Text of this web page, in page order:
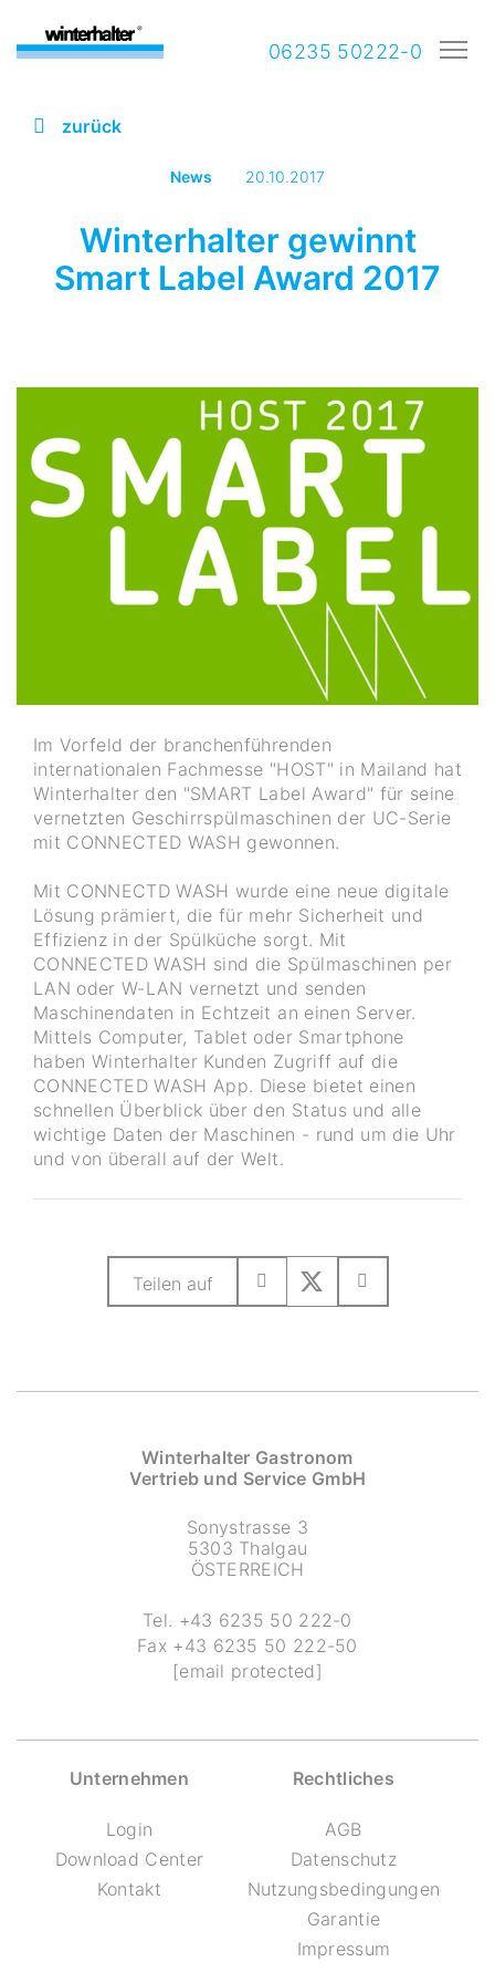
06235 50222-0
zurück
News 20.10.2017
Winterhalter gewinnt
Smart Label Award 2017
Im Vorfeld der branchenführenden
internationalen Fachmesse "HOST" in Mailand hat
Winterhalter den "SMART Label Award" für seine
vernetzten Geschirrspülmaschinen der UC-Serie
mit CONNECTED WASH gewonnen.
Mit CONNECTD WASH wurde eine neue digitale
Lösung prämiert, die für mehr Sicherheit und
Effizienz in der Spülküche sorgt. Mit
CONNECTED WASH sind die Spülmaschinen per
LAN oder W-LAN vernetzt und senden
Maschinendaten in Echtzeit an einen Server.
Mittels Computer, Tablet oder Smartphone
haben Winterhalter Kunden Zugriff auf die
CONNECTED WASH App. Diese bietet einen
schnellen Überblick über den Status und alle
wichtige Daten der Maschinen - rund um die Uhr
und von überall auf der Welt.
Teilen auf
Winterhalter Gastronom
Vertrieb und Service GmbH
Sonystrasse 3
5303 Thalgau
ÖSTERREICH
Tel. +43 6235 50 222-0
Fax +43 6235 50 222-50
[email protected]
Unternehmen
Login
Download Center
Kontakt
Rechtliches
AGB
Datenschutz
Nutzungsbedingungen
Garantie
Impressum